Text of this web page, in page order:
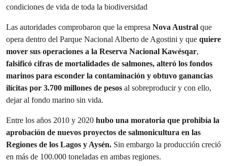
condiciones de vida de toda la biodiversidad
Las autoridades comprobaron que la empresa Nova Austral que
opera dentro del Parque Nacional Alberto de Agostini y que quiere
mover sus operaciones a la Reserva Nacional Kawésqar,
falsificó cifras de mortalidades de salmones, alteró los fondos
marinos para esconder la contaminación y obtuvo ganancias
ilícitas por 3.700 millones de pesos al sobreproducir y con ello,
dejar al fondo marino sin vida.
Entre los años 2010 y 2020 hubo una moratoria que prohibía la
aprobación de nuevos proyectos de salmonicultura en las
Regiones de los Lagos y Aysén. Sin embargo la producción creció
en más de 100.000 toneladas en ambas regiones.